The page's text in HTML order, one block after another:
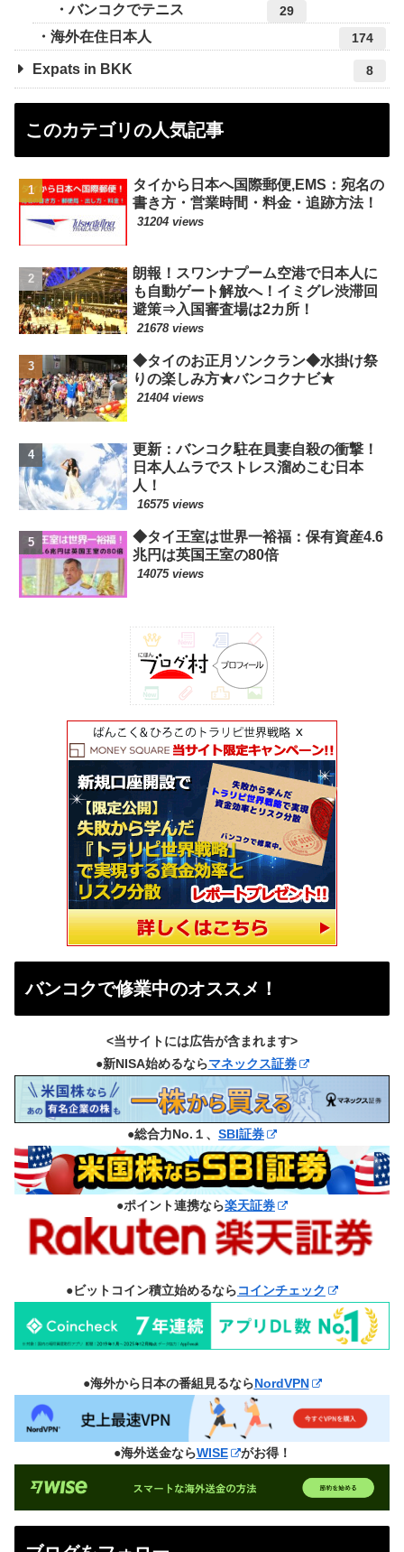
バンコクでテニス 29
海外在住日本人 174
Expats in BKK 8
このカテゴリの人気記事
タイから日本へ国際郵便,EMS：宛名の
書き方・営業時間・料金・追跡方法！
31204 views
朗報！スワンナプーム空港で日本人に
も自動ゲート解放へ！イミグレ渋滞回
避策⇒入国審査場は2カ所！
21678 views
◆タイのお正月ソンクラン◆水掛け祭
りの楽しみ方★バンコクナビ★
21404 views
更新：バンコク駐在員妻自殺の衝撃！
日本人ムラでストレス溜めこむ日本
人！
16575 views
◆タイ王室は世界一裕福：保有資産4.6
兆円は英国王室の80倍
14075 views
バンコクで修業中のオススメ！
<当サイトには広告が含まれます>
●新NISA始めるならマネックス証券
●総合力No.１、 SBI証券
●ポイント連携なら楽天証券
●ビットコイン積立始めるならコインチェック
●海外から日本の番組見るならNordVPN
●海外送金ならWISE がお得！